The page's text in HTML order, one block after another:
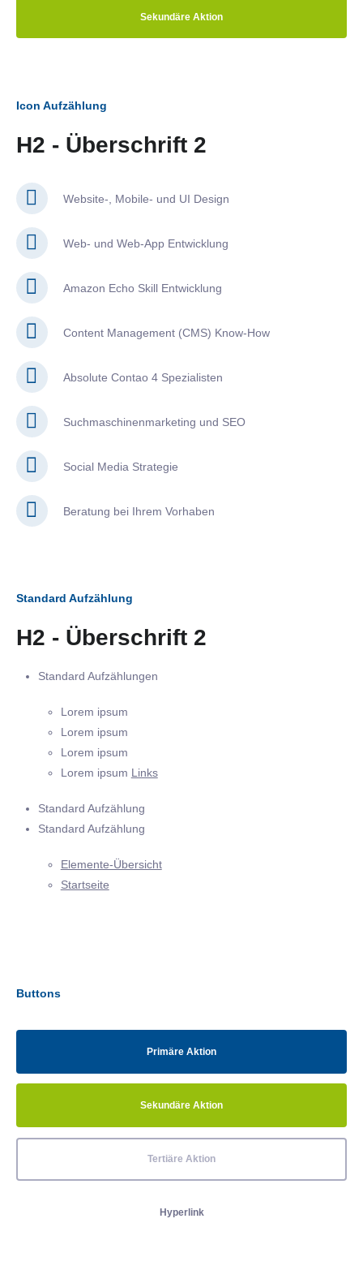
Sekundäre Aktion
Icon Aufzählung
H2 - Überschrift 2
Website-, Mobile- und UI Design
Web- und Web-App Entwicklung
Amazon Echo Skill Entwicklung
Content Management (CMS) Know-How
Absolute Contao 4 Spezialisten
Suchmaschinenmarketing und SEO
Social Media Strategie
Beratung bei Ihrem Vorhaben
Standard Aufzählung
H2 - Überschrift 2
Standard Aufzählungen
Lorem ipsum
Lorem ipsum
Lorem ipsum
Lorem ipsum Links
Standard Aufzählung
Standard Aufzählung
Elemente-Übersicht
Startseite
Buttons
Primäre Aktion
Sekundäre Aktion
Tertiäre Aktion
Hyperlink